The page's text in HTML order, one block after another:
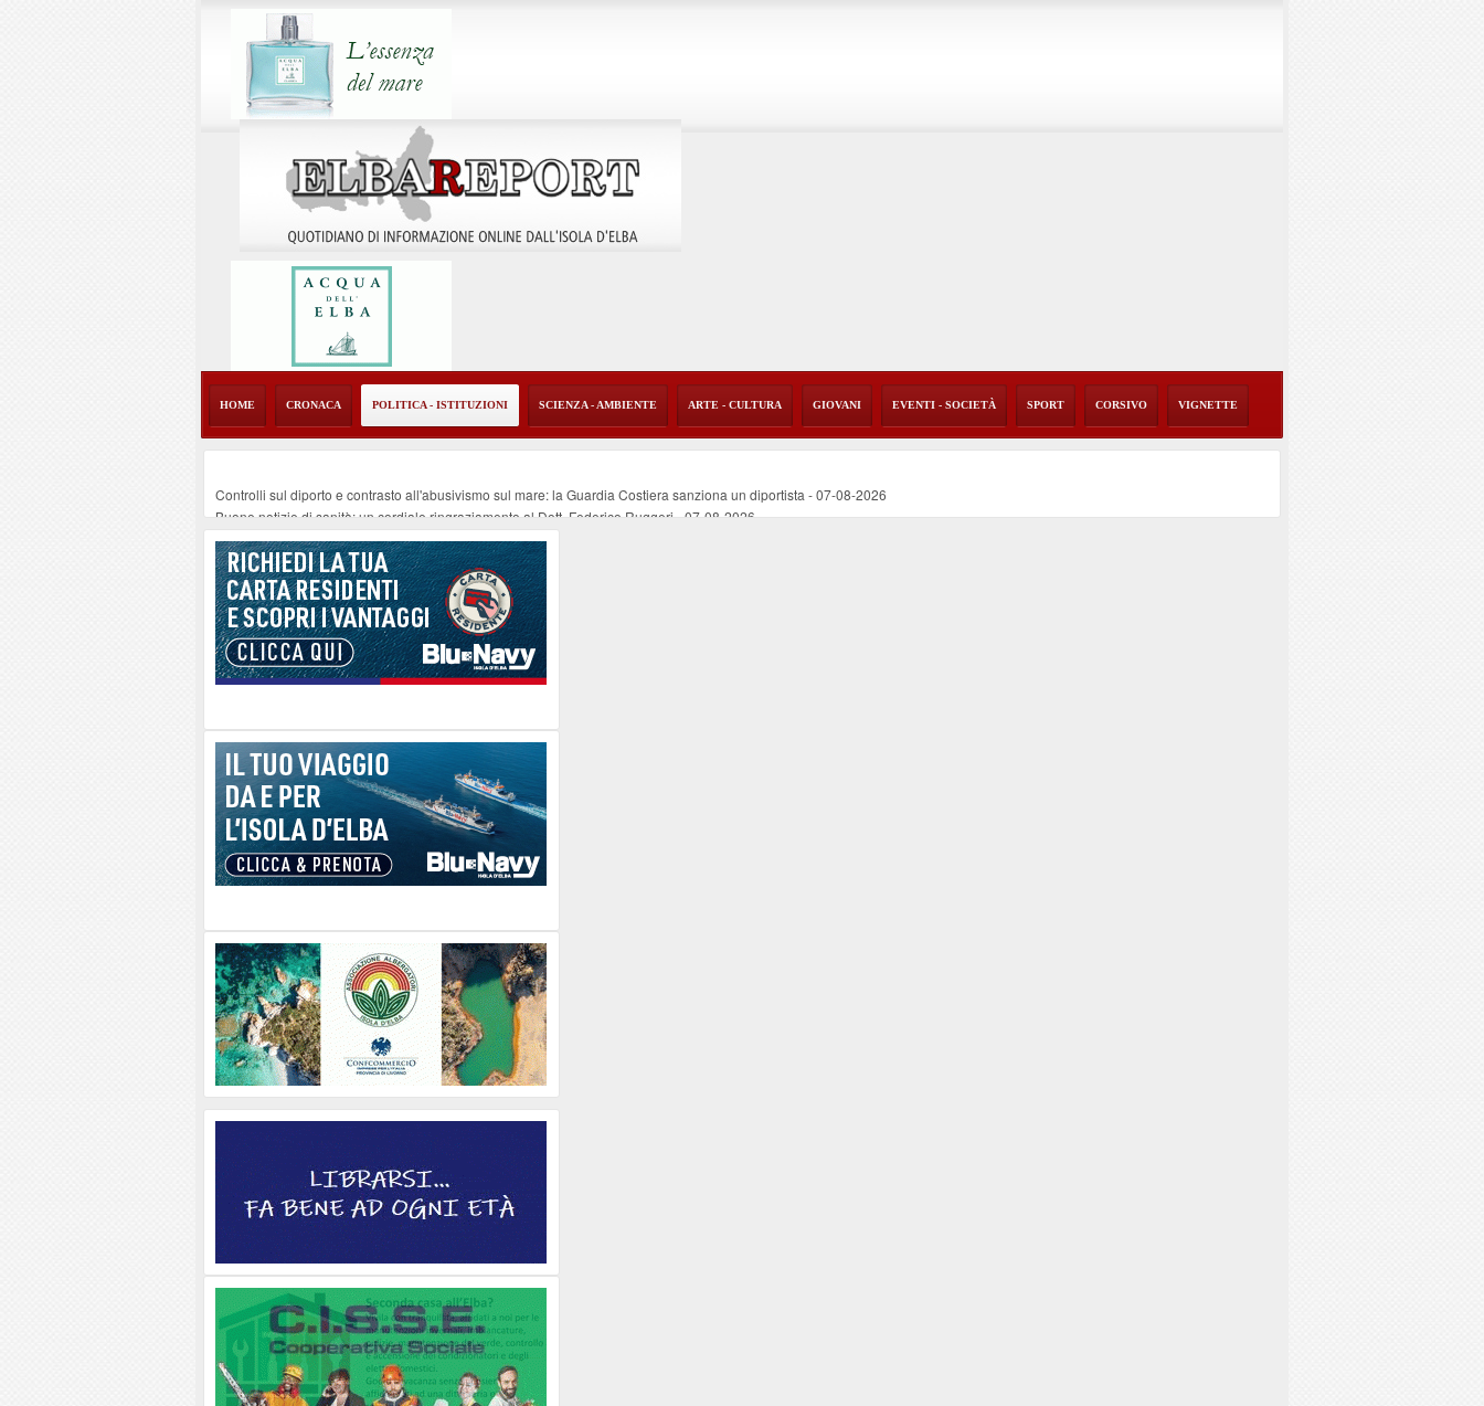
HOME CRONACA POLITICA - ISTITUZIONI SCIENZA - AMBIENTE ARTE - CULTURA GIOVANI EVENTI - SOCIETÀ SPORT CORSIVO VIGNETTE
Controlli sul diporto e contrasto all'abusivismo sul mare: la Guardia Costiera sanziona un diportista -07-08-2026
Buone notizie di sanità: un cordiale ringraziamento al Dott. Federico Ruggeri-07-08-2026
Altiero Spinelli e Ursula Hirschmann all'Elba: riaffiora una testimonianza del 1966
Capoliveri, potenziata la pulizia dei bordi stradali-07-08-2026
Marina di Campo tra i porti interessati dal nuovo piano dell'Autorità portuale regionale